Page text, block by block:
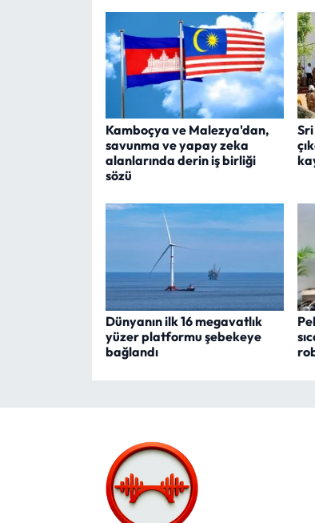
Kamboçya ve Malezya'dan,
savunma ve yapay zeka
alanlarında derin iş birliği
sözü
Dünyanın ilk 16 megavatlık
yüzer platformu şebekeye
bağlandı